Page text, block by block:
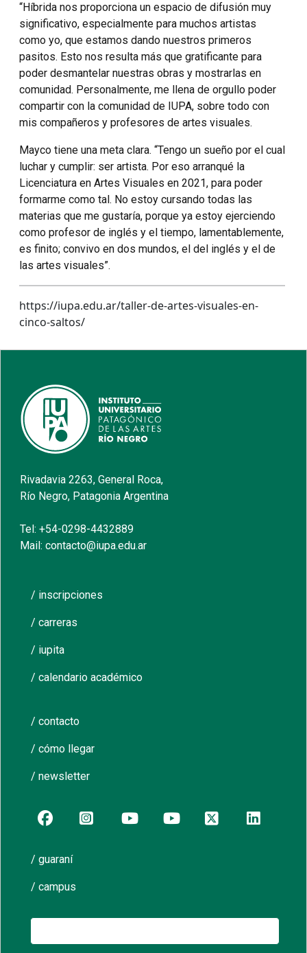
“Híbrida nos proporciona un espacio de difusión muy
significativo, especialmente para muchos artistas
como yo, que estamos dando nuestros primeros
pasitos. Esto nos resulta más que gratificante para
poder desmantelar nuestras obras y mostrarlas en
comunidad. Personalmente, me llena de orgullo poder
compartir con la comunidad de IUPA, sobre todo con
mis compañeros y profesores de artes visuales.
Mayco tiene una meta clara. “Tengo un sueño por el cual
luchar y cumplir: ser artista. Por eso arranqué la
Licenciatura en Artes Visuales en 2021, para poder
formarme como tal. No estoy cursando todas las
materias que me gustaría, porque ya estoy ejerciendo
como profesor de inglés y el tiempo, lamentablemente,
es finito; convivo en dos mundos, el del inglés y el de
las artes visuales”.
https://iupa.edu.ar/taller-de-artes-visuales-en-
cinco-saltos/
Rivadavia 2263, General Roca,
Río Negro, Patagonia Argentina
Tel: +54-0298-4432889
Mail: contacto@iupa.edu.ar
/ inscripciones
/ carreras
/ iupita
/ calendario académico
/ contacto
/ cómo llegar
/ newsletter
/ guaraní
/ campus
Buscar: